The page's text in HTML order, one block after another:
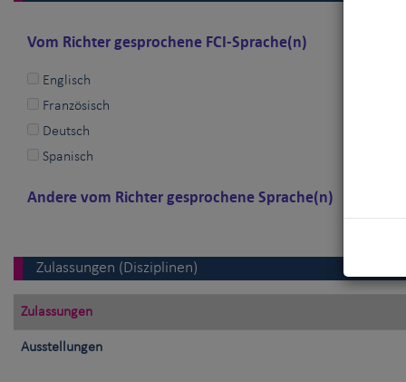
Vom Richter gesprochene FCI-Sprache(n)
Englisch
Französisch
Deutsch
Spanisch
Andere vom Richter gesprochene Sprache(n)
Zulassungen (Disziplinen)
Zulassungen
Ausstellungen